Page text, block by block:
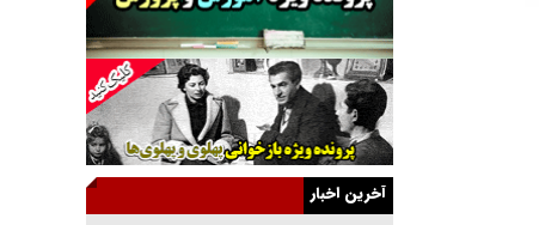
راهبرد غافلگیری با نسل جدید پهپاد‌ها
جنجال پزشکان تقلبی در صنعت زیبایی
یهودی‌ها در ادبیات داستانی اروپا؛ از شکسپیر تا
دیکنز
گفت‌وگو با خواهر یکی از شهدای جنگ رمضان/
خواهرم فرمانده جهادی و اهل خدمت بی‌منت بود
آخرین اخبار